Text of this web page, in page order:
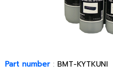
Part number: BMT-KYTKUNI